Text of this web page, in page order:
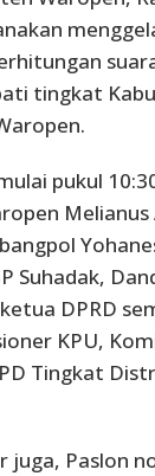
tingkat
pukul
Suhadak,
DPRD
KPU,
Tingkat
juga, Paslon